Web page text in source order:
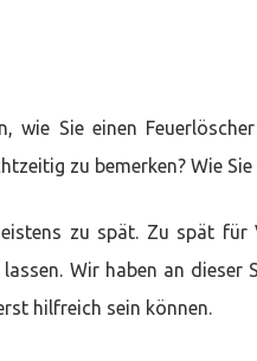
wie Sie einen
zu bemerken? Wie
zu spät. Zu spät für
Wir haben an
hilfreich sein können.